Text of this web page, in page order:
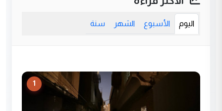
اليوم الأسبوع الشهر سنة
1